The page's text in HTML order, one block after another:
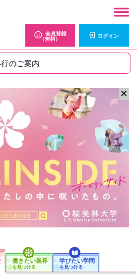
会員登録
（無料）
ログイン
行のご案内
✕
働きたい業界
を見つける
学びたい学問
を見つける